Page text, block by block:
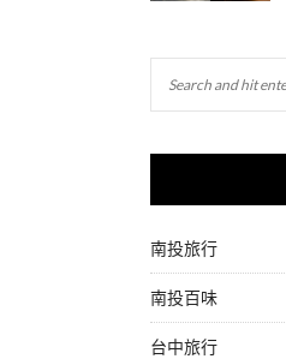
南投旅行
南投百味
台中旅行